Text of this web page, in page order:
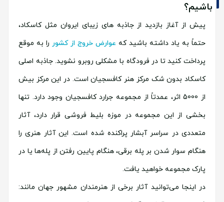
باشیم؟
پیش از آغاز بازدید از جاذبه های زیبای ایروان مثل کاسکاد،
حتماً به یاد داشته باشید که عوارض خروج از کشور را به موقع
پرداخت کنید تا در فرودگاه با مشکلی روبرو نشوید. جاذبه اصلی
کاسکاد بدون شک مرکز هنر کافسجیان است. در این مرکز بیش
از 5000 اثر، عمدتاً از مجموعه جرارد کافسجیان وجود دارد. تنها
بخشی از این مجموعه در موزه بلیط فروشی قرار دارد، آثار
متعددی در سراسر آبشار پراکنده شده است. این آثار هنری را
هنگام سوار شدن بر پله برقی، هنگام پایین رفتن از پله‌ها یا در
پارک مجموعه خواهید یافت.
در اینجا می‌توانید آثار برخی از هنرمندان مشهور جهان مانند: